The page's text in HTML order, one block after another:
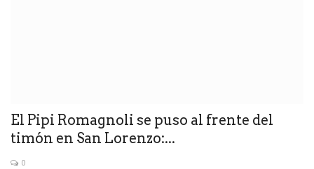
El Pipi Romagnoli se puso al frente del
timón en San Lorenzo:...
0